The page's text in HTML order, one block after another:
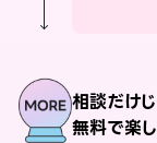
相談だけじ
無料で楽